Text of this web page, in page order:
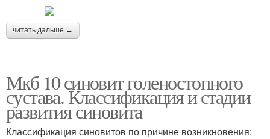
читать дальше →
Мкб 10 синовит голеностопного
сустава. Классификация и стадии
развития синовита
Классификация синовитов по причине возникновения: